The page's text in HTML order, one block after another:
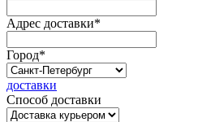
Адрес доставки*
Город*
доставки
Способ доставки